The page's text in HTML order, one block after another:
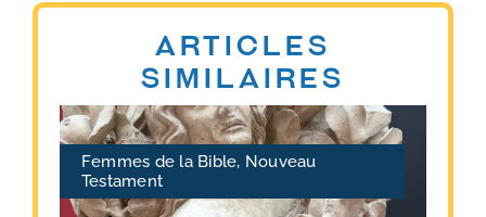
Articles
similaires
Femmes de la Bible, Nouveau
Testament